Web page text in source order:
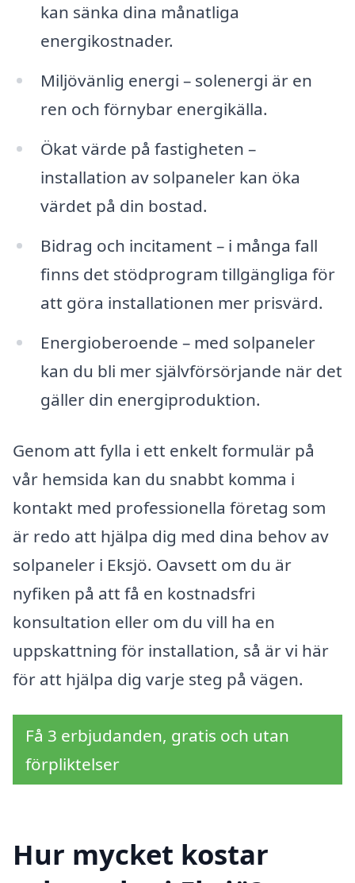
kan sänka dina månatliga
energikostnader.
Miljövänlig energi – solenergi är en
ren och förnybar energikälla.
Ökat värde på fastigheten –
installation av solpaneler kan öka
värdet på din bostad.
Bidrag och incitament – i många fall
finns det stödprogram tillgängliga för
att göra installationen mer prisvärd.
Energioberoende – med solpaneler
kan du bli mer självförsörjande när det
gäller din energiproduktion.
Genom att fylla i ett enkelt formulär på
vår hemsida kan du snabbt komma i
kontakt med professionella företag som
är redo att hjälpa dig med dina behov av
solpaneler i Eksjö. Oavsett om du är
nyfiken på att få en kostnadsfri
konsultation eller om du vill ha en
uppskattning för installation, så är vi här
för att hjälpa dig varje steg på vägen.
Få 3 erbjudanden, gratis och utan
förpliktelser
Hur mycket kostar